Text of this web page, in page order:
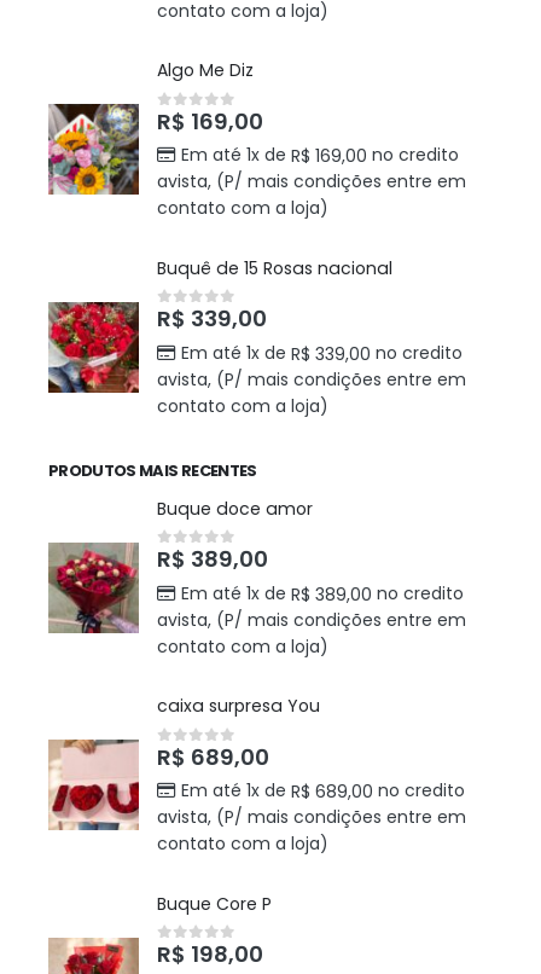
contato com a loja)
Algo Me Diz
0out of 5
R$ 169,00
Em até 1x de R$ 169,00 no credito
avista, (P/ mais condições entre em
contato com a loja)
Buquê de 15 Rosas nacional
0out of 5
R$ 339,00
Em até 1x de R$ 339,00 no credito
avista, (P/ mais condições entre em
contato com a loja)
PRODUTOS MAIS RECENTES
Buque doce amor
0out of 5
R$ 389,00
Em até 1x de R$ 389,00 no credito
avista, (P/ mais condições entre em
contato com a loja)
caixa surpresa You
0out of 5
R$ 689,00
Em até 1x de R$ 689,00 no credito
avista, (P/ mais condições entre em
contato com a loja)
Buque Core P
0out of 5
R$ 198,00